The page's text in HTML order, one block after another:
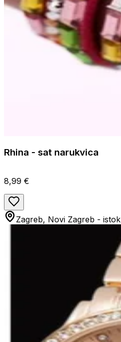
Rhina - sat narukvica
8,99 €
Zagreb, Novi Zagreb - istok